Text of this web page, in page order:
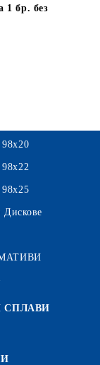
1 бр. без
Дискове
СПЛАВИ